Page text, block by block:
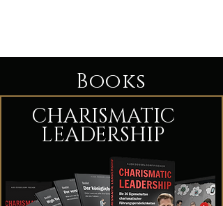
Books
CHARISMATIC
LEADERSHIP